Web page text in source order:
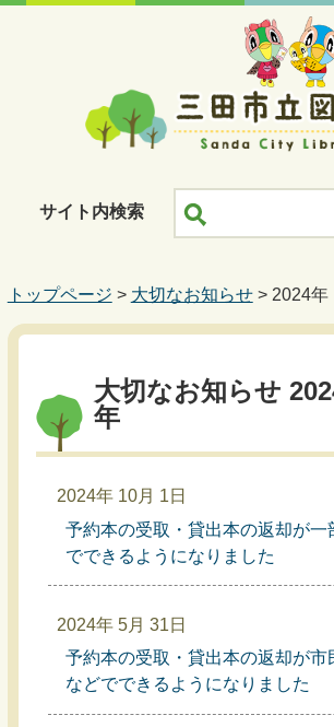
サイト内検索
トップページ > 大切なお知らせ> 2024年
大切なお知らせ
年
2024年 10月 1日
予約本の受取・貸出本の返却が一
でできるようになりました
2024年 5月 31日
予約本の受取・貸出本の返却が市
などでできるようになりました